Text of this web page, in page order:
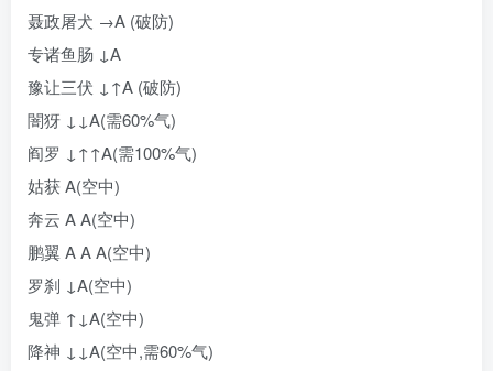
聂政屠犬 →A (破防)
专诸鱼肠 ↓A
豫让三伏 ↓↑A (破防)
闇犽 ↓↓A(需60%气)
阎罗 ↓↑↑A(需100%气)
姑获 A(空中)
奔云 A A(空中)
鹏翼 A A A(空中)
罗刹 ↓A(空中)
鬼弹 ↑↓A(空中)
降神 ↓↓A(空中,需60%气)